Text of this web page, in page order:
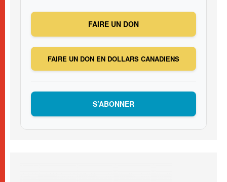
FAIRE UN DON
FAIRE UN DON EN DOLLARS CANADIENS
S’ABONNER